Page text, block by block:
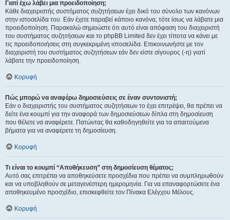
Γιατί έχω λάβει μια προειδοποίηση;
Κάθε διαχειριστής συστήματος συζητήσεων έχει δικό του σύνολο των κανόνων
στην ιστοσελίδα του. Εάν έχετε παραβεί κάποιο κανόνα, τότε ίσως να λάβατε μια
προειδοποίηση. Παρακαλώ σημειώστε ότι αυτό είναι απόφαση του διαχειριστή
του συστήματος συζητήσεων και το phpBB Limited δεν έχει τίποτα να κάνει με
τις προειδοποιήσεις στη συγκεκριμένη ιστοσελίδα. Επικοινωνήστε με τον
διαχειριστή του συστήματος συζητήσεων εάν δεν είστε σίγουρος (-η) γιατί
λάβατε την προειδοποίηση.
Κορυφή
Πώς μπορώ να αναφέρω δημοσιεύσεις σε έναν συντονιστή;
Εάν ο διαχειριστής του συστήματος συζητήσεων το έχει επιτρέψει, θα πρέπει να
δείτε ένα κουμπί για την αναφορά των δημοσιεύσεων δίπλα στη δημοσίευση
που θέλετε να αναφέρετε. Πατώντας θα καθοδηγηθείτε για τα απαιτούμενα
βήματα για να αναφέρετε τη δημοσίευση.
Κορυφή
Τι είναι το κουμπί “Αποθήκευση” στη δημοσίευση θέματος;
Αυτό σας επιτρέπει να αποθηκεύσετε προσχέδια που πρέπει να συμπληρωθούν
και να υποβληθούν σε μεταγενέστερη ημερομηνία. Για να επαναφορτώσετε ένα
αποθηκευμένο προσχέδιο, επισκεφθείτε τον Πίνακα Ελέγχου Μέλους.
Κορυφή